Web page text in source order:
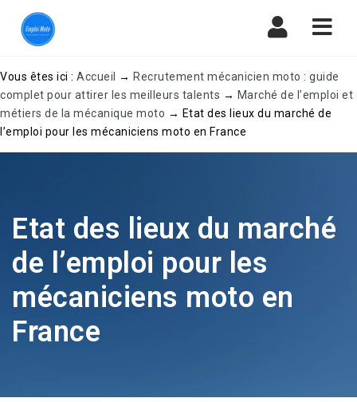
Vous êtes ici : Accueil → Recrutement mécanicien moto : guide
complet pour attirer les meilleurs talents → Marché de l’emploi et
métiers de la mécanique moto → Etat des lieux du marché de
l’emploi pour les mécaniciens moto en France
Etat des lieux du marché
de l’emploi pour les
mécaniciens moto en
France